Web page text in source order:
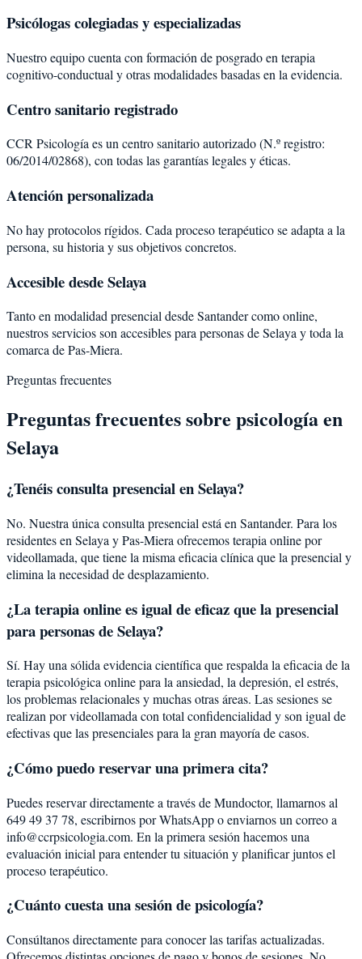
Psicólogas colegiadas y especializadas
Nuestro equipo cuenta con formación de posgrado en terapia
cognitivo-conductual y otras modalidades basadas en la evidencia.
Centro sanitario registrado
CCR Psicología es un centro sanitario autorizado (N.º registro:
06/2014/02868), con todas las garantías legales y éticas.
Atención personalizada
No hay protocolos rígidos. Cada proceso terapéutico se adapta a la
persona, su historia y sus objetivos concretos.
Accesible desde Selaya
Tanto en modalidad presencial desde Santander como online,
nuestros servicios son accesibles para personas de Selaya y toda la
comarca de Pas-Miera.
Preguntas frecuentes
Preguntas frecuentes sobre psicología en
Selaya
¿Tenéis consulta presencial en Selaya?
No. Nuestra única consulta presencial está en Santander. Para los
residentes en Selaya y Pas-Miera ofrecemos terapia online por
videollamada, que tiene la misma eficacia clínica que la presencial y
elimina la necesidad de desplazamiento.
¿La terapia online es igual de eficaz que la presencial
para personas de Selaya?
Sí. Hay una sólida evidencia científica que respalda la eficacia de la
terapia psicológica online para la ansiedad, la depresión, el estrés,
los problemas relacionales y muchas otras áreas. Las sesiones se
realizan por videollamada con total confidencialidad y son igual de
efectivas que las presenciales para la gran mayoría de casos.
¿Cómo puedo reservar una primera cita?
Puedes reservar directamente a través de Mundoctor, llamarnos al
649 49 37 78, escribirnos por WhatsApp o enviarnos un correo a
info@ccrpsicologia.com. En la primera sesión hacemos una
evaluación inicial para entender tu situación y planificar juntos el
proceso terapéutico.
¿Cuánto cuesta una sesión de psicología?
Consúltanos directamente para conocer las tarifas actualizadas.